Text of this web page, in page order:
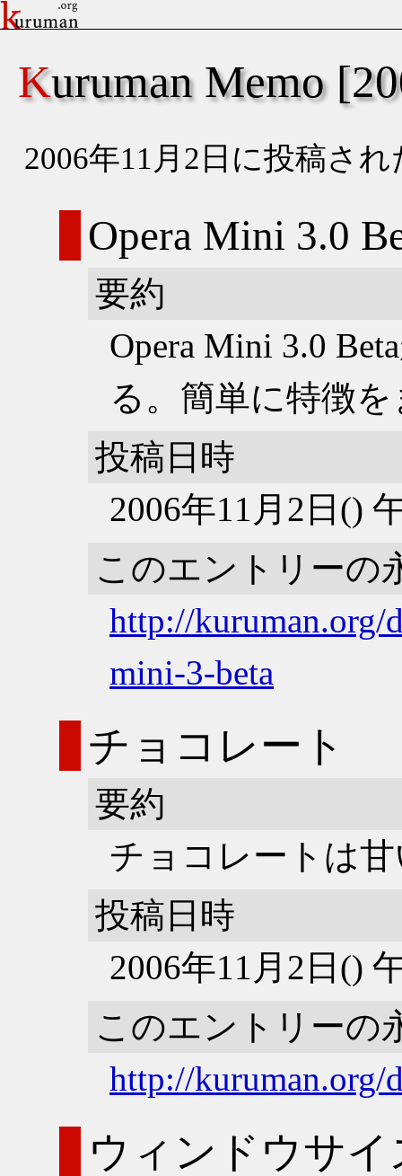
Kuruman Memo
2006年11月2日に投稿さ
Opera Mini 3.0
要約
Opera Mini 3.0
る。簡単に特徴
投稿日時
2006年11月2日()
このエントリーの
http://kuruman.org/
mini-3-beta
チョコレート
要約
チョコレートは
投稿日時
2006年11月2日()
このエントリーの
http://kuruman.org/
ウィンドウサ